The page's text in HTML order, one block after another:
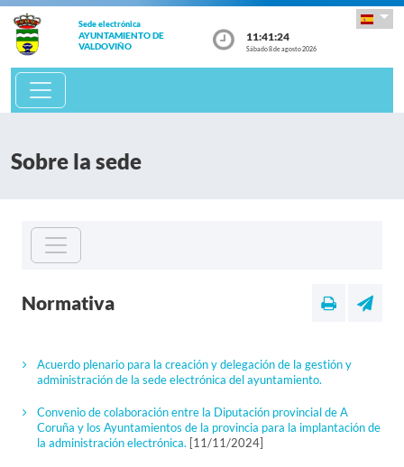
Sede electrónica
AYUNTAMIENTO DE
VALDOVIÑO
11:41:24
Sábado 8 de agosto 2026
Sobre la sede
Normativa
Acuerdo plenario para la creación y delegación de la gestión y
administración de la sede electrónica del ayuntamiento.
Convenio de colaboración entre la Diputación provincial de A
Coruña y los Ayuntamientos de la provincia para la implantación de
la administración electrónica. [11/11/2024]